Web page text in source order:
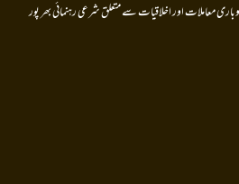
معاملات اور اخلاقیات سے متعلق شرعی رہنمائی بھر پور